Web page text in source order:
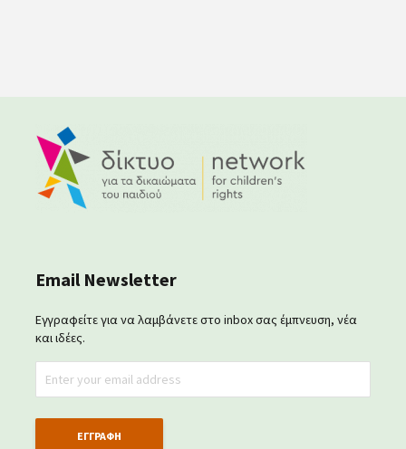
Email Newsletter
Εγγραφείτε για να λαμβάνετε στο inbox σας έμπνευση, νέα
και ιδέες.